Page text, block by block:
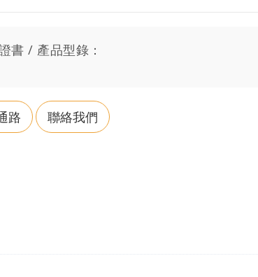
書 / 產品型錄：
路 聯絡我們